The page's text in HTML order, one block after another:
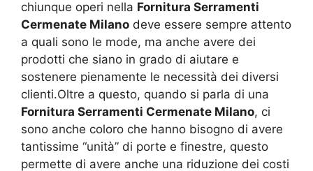
chiunque operi nella Fornitura Serramenti
Cermenate Milano deve essere sempre attento
a quali sono le mode, ma anche avere dei
prodotti che siano in grado di aiutare e
sostenere pienamente le necessità dei diversi
clienti.Oltre a questo, quando si parla di una
Fornitura Serramenti Cermenate Milano, ci
sono anche coloro che hanno bisogno di avere
tantissime “unità” di porte e finestre, questo
permette di avere anche una riduzione dei costi